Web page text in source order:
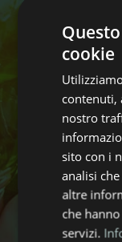
cookie
contenuti,
nostro
sito con i
analisi
altre
che
servizi.